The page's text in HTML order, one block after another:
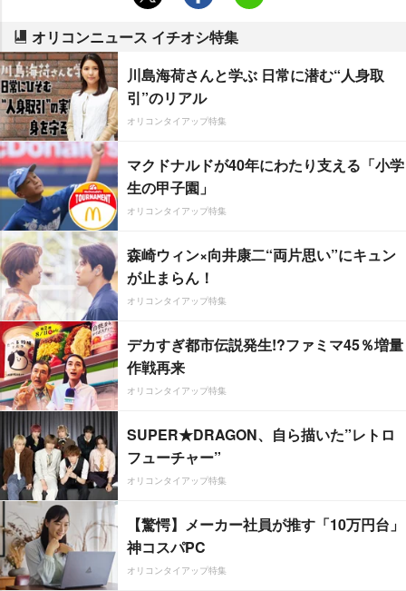
オリコンニュース イチオシ特集
川島海荷さんと学ぶ 日常に潜む“人身取
引”のリアル
オリコンタイアップ特集
マクドナルドが40年にわたり支える「小学
生の甲子園」
オリコンタイアップ特集
森崎ウィン×向井康二“両片思い”にキュン
が止まらん！
オリコンタイアップ特集
デカすぎ都市伝説発生!?ファミマ45％増量
作戦再来
オリコンタイアップ特集
SUPER★DRAGON、自ら描いた”レトロ
フューチャー”
オリコンタイアップ特集
【驚愕】メーカー社員が推す「10万円台」
神コスパPC
オリコンタイアップ特集